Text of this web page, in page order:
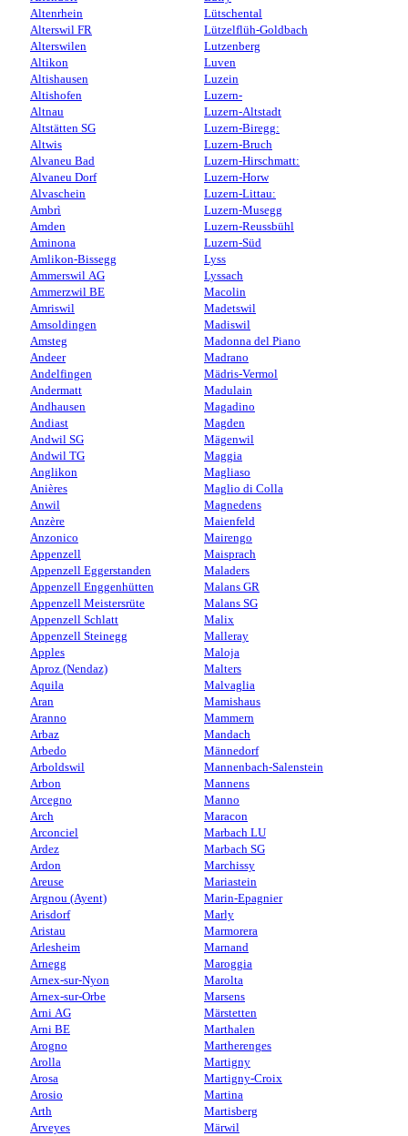
Altenrhein
Alterswil FR
Alterswilen
Altikon
Altishausen
Altishofen
Altnau
Altstätten SG
Altwis
Alvaneu Bad
Alvaneu Dorf
Alvaschein
Ambrì
Amden
Aminona
Amlikon-Bissegg
Ammerswil AG
Ammerzwil BE
Amriswil
Amsoldingen
Amsteg
Andeer
Andelfingen
Andermatt
Andhausen
Andiast
Andwil SG
Andwil TG
Anglikon
Anières
Anwil
Anzère
Anzonico
Appenzell
Appenzell Eggerstanden
Appenzell Enggenhütten
Appenzell Meistersrüte
Appenzell Schlatt
Appenzell Steinegg
Apples
Aproz (Nendaz)
Aquila
Aran
Aranno
Arbaz
Arbedo
Arboldswil
Arbon
Arcegno
Arch
Arconciel
Ardez
Ardon
Areuse
Argnou (Ayent)
Arisdorf
Aristau
Arlesheim
Arnegg
Arnex-sur-Nyon
Arnex-sur-Orbe
Arni AG
Arni BE
Arogno
Arolla
Arosa
Arosio
Arth
Arveyes
Lütschental
Lützelflüh-Goldbach
Lutzenberg
Luven
Luzein
Luzern-
Luzern-Altstadt
Luzern-Biregg:
Luzern-Bruch
Luzern-Hirschmatt:
Luzern-Horw
Luzern-Littau:
Luzern-Musegg
Luzern-Reussbühl
Luzern-Süd
Lyss
Lyssach
Macolin
Madetswil
Madiswil
Madonna del Piano
Madrano
Mädris-Vermol
Madulain
Magadino
Magden
Mägenwil
Maggia
Magliaso
Maglio di Colla
Magnedens
Maienfeld
Mairengo
Maisprach
Maladers
Malans GR
Malans SG
Malix
Malleray
Maloja
Malters
Malvaglia
Mamishaus
Mammern
Mandach
Männedorf
Mannenbach-Salenstein
Mannens
Manno
Maracon
Marbach LU
Marbach SG
Marchissy
Mariastein
Marin-Epagnier
Marly
Marmorera
Marnand
Maroggia
Marolta
Marsens
Märstetten
Marthalen
Martherenges
Martigny
Martigny-Croix
Martina
Martisberg
Märwil